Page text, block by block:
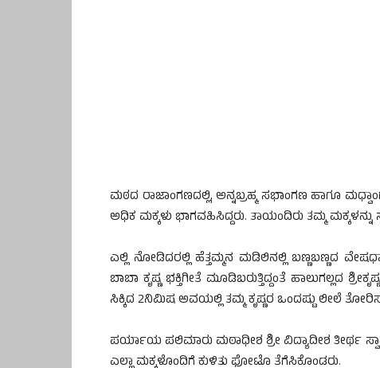
ಮಠದ ರಾಜಾಂಗಣದಲ್ಲಿ, ಅನ್ನಬ್ರಹ್ಮ ಸಭಾಂಗಣ ಹಾಗೂ
ಅಧಿಕ ಮಕ್ಕಳು ಭಾಗವಹಿಸಿದ್ದರು. ತಾಯಂದಿರು ತಮ್ಮ ಮಕ್ಕಳನ್ನು
ಎಲ್ಲಿ ನೋಡಿದರಲ್ಲಿ ಹೆತ್ತಮ್ಮನ ಮಡಿಲಿನಲ್ಲಿ ಬಣ್ಣಬಣ್ಣದ
ಬಾಬಾ ಕೃಷ್ಣ ಭಕ್ತಿಗೀತೆ ಮೂಡಿಬರುತ್ತಿದ್ದಂತೆ ಹಾಲುಗಲ್ಲದ
ಸಿಕ್ಕಿದ 2ನಿಮಿಷ ಅವಯಲ್ಲಿ ತಮ್ಮ ಕೃಷ್ಣರ ಒಂದಷ್ಟು ಲೀಲೆ
ಪರ್ಯಾಯ ಪಲಿಮಾರು ಮಠಾಧೀಶ ಶ್ರೀ ವಿದ್ಯಾದೀಶ ತೀರ್ಥ
ಎಲ್ಲಾ ಮಕ್ಕಳೊಂದಿಗೆ ಕುಳಿತು ಫೋಟೊ ತೆಗೆಸಿಕೊಂಡರು.